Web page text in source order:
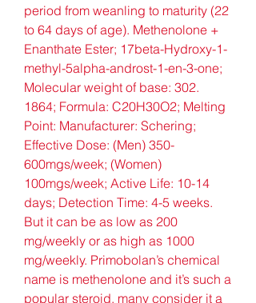
period from weanling to maturity (22
to 64 days of age). Methenolone +
Enanthate Ester; 17beta-Hydroxy-1-
methyl-5alpha-androst-1-en-3-one;
Molecular weight of base: 302.
1864; Formula: C20H30O2; Melting
Point: Manufacturer: Schering;
Effective Dose: (Men) 350-
600mgs/week; (Women)
100mgs/week; Active Life: 10-14
days; Detection Time: 4-5 weeks.
But it can be as low as 200
mg/weekly or as high as 1000
mg/weekly. Primobolan’s chemical
name is methenolone and it’s such a
popular steroid, many consider it a